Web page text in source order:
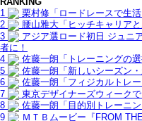
1
栗村修「ロードレースで生活
2
腰山雅大「ヒッチキャリア
3
アジア選ロード初日 ジュニ
者に！
4
佐藤一朗「トレーニングの選
5
佐藤一朗「新しいシーズン
6
佐藤一朗「フィジカルトレー
7
東京デザイナーズウィーク
8
佐藤一朗「目的別トレーニ
9
ＭＴＢムービー『FROM